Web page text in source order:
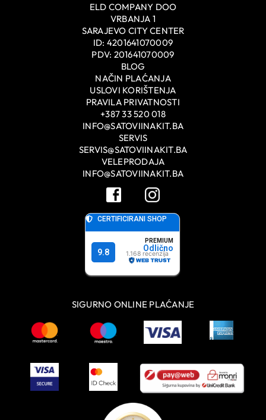
ELD COMPANY DOO
VRBANJA 1
SARAJEVO CITY CENTER
ID: 4201641070009
PDV: 201641070009
BLOG
NAČIN PLAĆANJA
USLOVI KORIŠTENJA
PRAVILA PRIVATNOSTI
+387 33 520 018
INFO@SATOVIINAKIT.BA
SERVIS
SERVIS@SATOVIINAKIT.BA
VELEPRODAJA
INFO@SATOVIINAKIT.BA
SIGURNO ONLINE PLAĆANJE